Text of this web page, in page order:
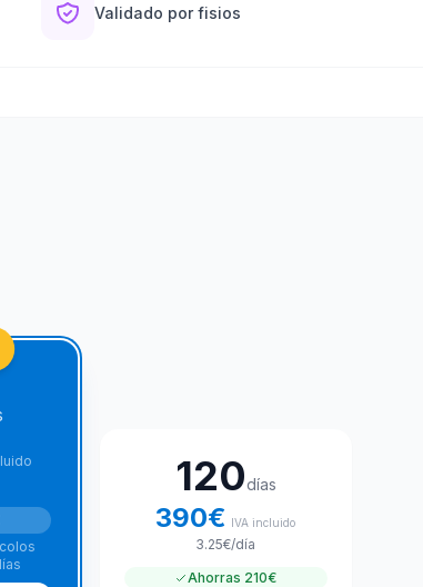
Validado por fisios
120días
390€ IVA incluido
3.25€/día
Ahorras 210€